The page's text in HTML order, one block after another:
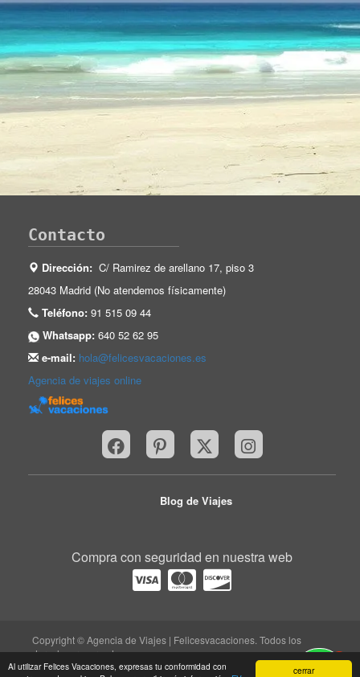
cerrar
Al utilizar Felices Vacaciones, expresas tu conformidad con
Contacto
Dirección: C/ Ramirez de arellano 17, piso 3
28043 Madrid (No atendemos físicamente)
Teléfono: 91 515 09 44
Whatsapp: 640 52 62 95
e-mail: hola@felicesvacaciones.es
Agencia de viajes online
Blog de Viajes
Compra con seguridad en nuestra web
Copyright © Agencia de Viajes | Felicesvacaciones. Todos los
derechos reservados.
trabaja con nosotros|quiénes somos| Aviso legal
|
1